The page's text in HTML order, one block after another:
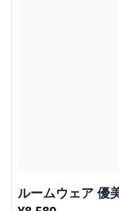
ルームウェア 優